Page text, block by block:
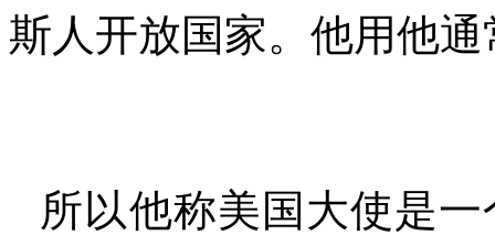
斯人开放国家。他用他
所以他称美国大使是